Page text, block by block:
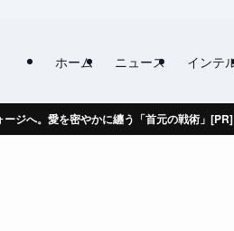
ホーム ニュース インテ
ージへ。愛を密やかに纏う「首元の戦術」[PR]